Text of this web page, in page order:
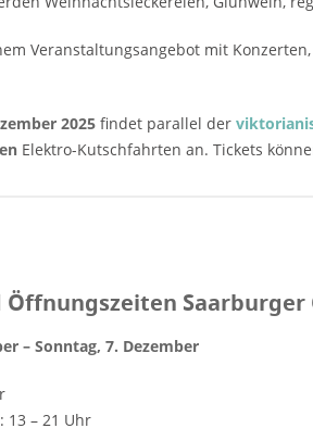
Freitag, 12. Dezember -
Freitag (inklusive
Eintritt Saarburger
Der Eintritt ist frei
6581 994642 Email:
Weitere
Veranstaltungsangebot mit
2025 findet parallel der
Elektro-Kutschfahrten an. Tickets
Öffnungszeiten
– Sonntag, 7. Dezember
13 – 21 Uhr